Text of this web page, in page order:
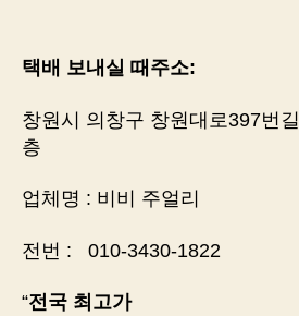
택배 보내실 때주소:
창원시 의창구 창원대로397번
층
업체명 : 비비 주얼리
전번 : 010-3430-1822
“전국 최고가